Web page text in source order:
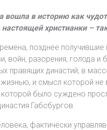
вошла в историю как
христианки –
позднее
войн, разорения, голода
правящих династий, в
и смысл которой
которой было суждено
Габсбургов.
фактически